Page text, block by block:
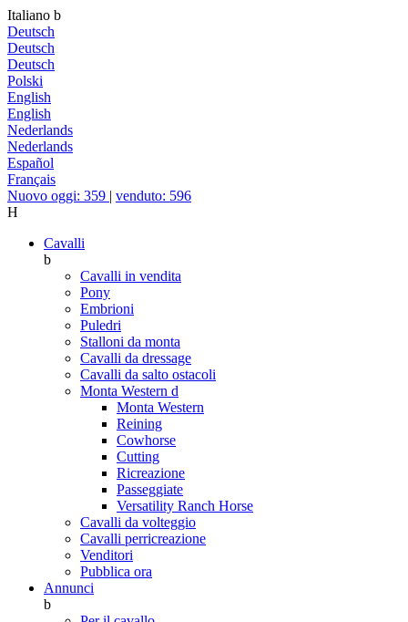
Italiano b
Deutsch
Deutsch
Deutsch
Polski
English
English
Nederlands
Nederlands
Español
Français
Nuovo oggi: 359 | venduto: 596
H
Cavalli
b
Cavalli in vendita
Pony
Embrioni
Puledri
Stalloni da monta
Cavalli da dressage
Cavalli da salto ostacoli
Monta Western d
Monta Western
Reining
Cowhorse
Cutting
Ricreazione
Passeggiate
Versatility Ranch Horse
Cavalli da volteggio
Cavalli perricreazione
Venditori
Pubblica ora
Annunci
b